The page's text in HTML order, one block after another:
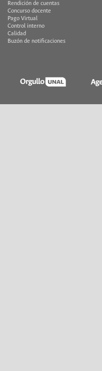
Rendición de cuentas
Concurso docente
Pago Virtual
Control interno
Calidad
Buzón de notificaciones